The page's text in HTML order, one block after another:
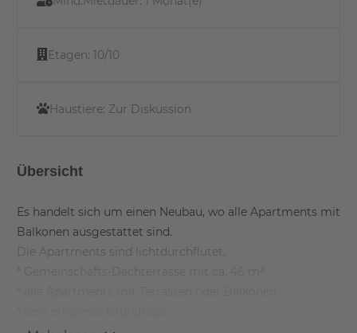
Etagen: 10/10
Haustiere: Zur Diskussion
Übersicht
Es handelt sich um einen Neubau, wo alle Apartments mit
Balkonen ausgestattet sind.
Die Apartments sind lichtdurchflutet.